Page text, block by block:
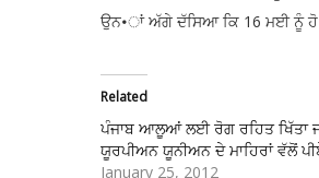
ਉਨ•ਾਂ ਅੱਗੇ ਦੱਸਿਆ ਕਿ 16 ਮਈ ਨੂੰ ਹੋ
Related
ਪੰਜਾਬ ਆਲੂਆਂ ਲਈ ਰੋਗ ਰਹਿਤ ਖਿੱਤਾ
ਯੂਰਪੀਅਨ ਯੂਨੀਅਨ ਦੇ ਮਾਹਿਰਾਂ ਵੱਲੋਂ
January 25, 2012